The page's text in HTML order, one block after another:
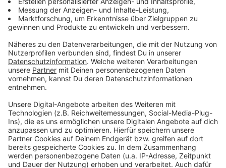
Leverkusen: Polizei findet Drogenplantage nach
Hausbrand
EVL: Warum die Preise in Leverkusen vorerst nicht
sinken
Anzeige